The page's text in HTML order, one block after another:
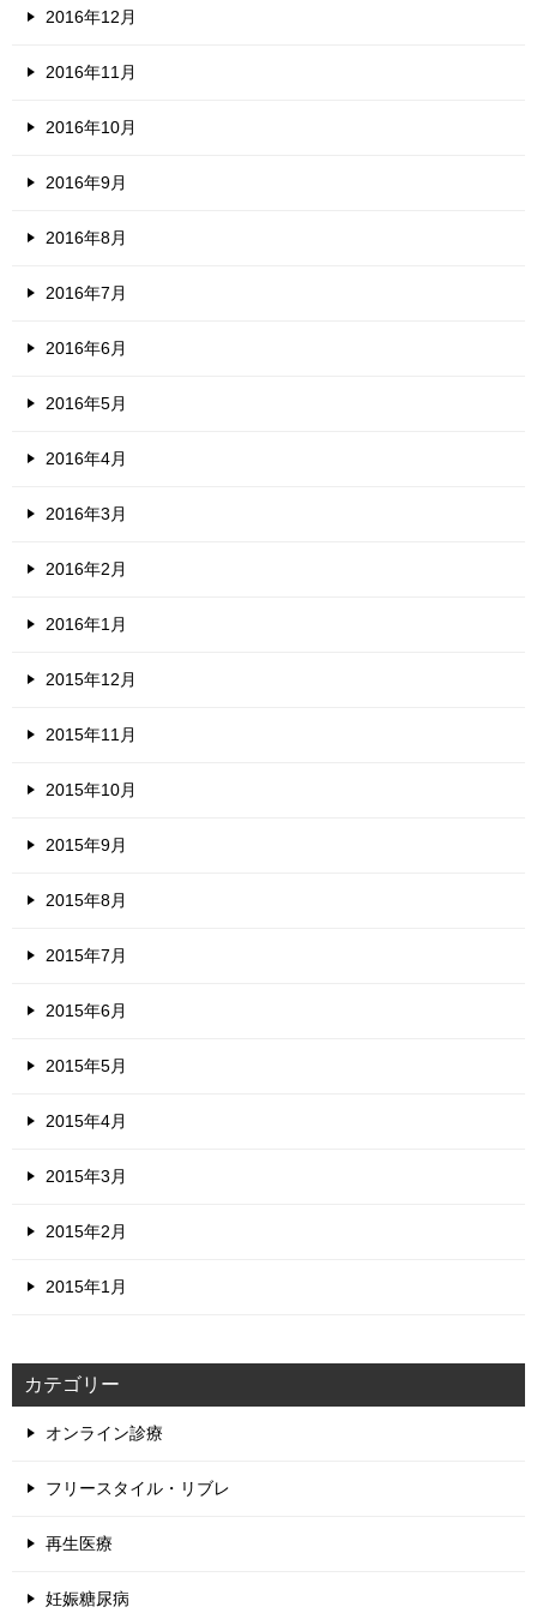
2016年12月
2016年11月
2016年10月
2016年9月
2016年8月
2016年7月
2016年6月
2016年5月
2016年4月
2016年3月
2016年2月
2016年1月
2015年12月
2015年11月
2015年10月
2015年9月
2015年8月
2015年7月
2015年6月
2015年5月
2015年4月
2015年3月
2015年2月
2015年1月
カテゴリー
オンライン診療
フリースタイル・リブレ
再生医療
妊娠糖尿病